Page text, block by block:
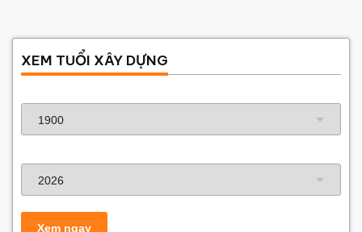
XEM TUỔI XÂY DỰNG